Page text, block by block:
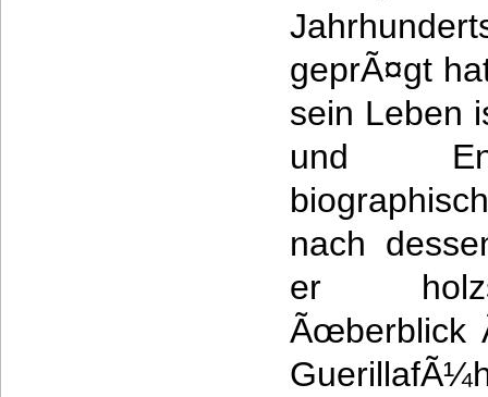
geprÃ¤gt
sein Leben
und
nach
er
Ãœberblick